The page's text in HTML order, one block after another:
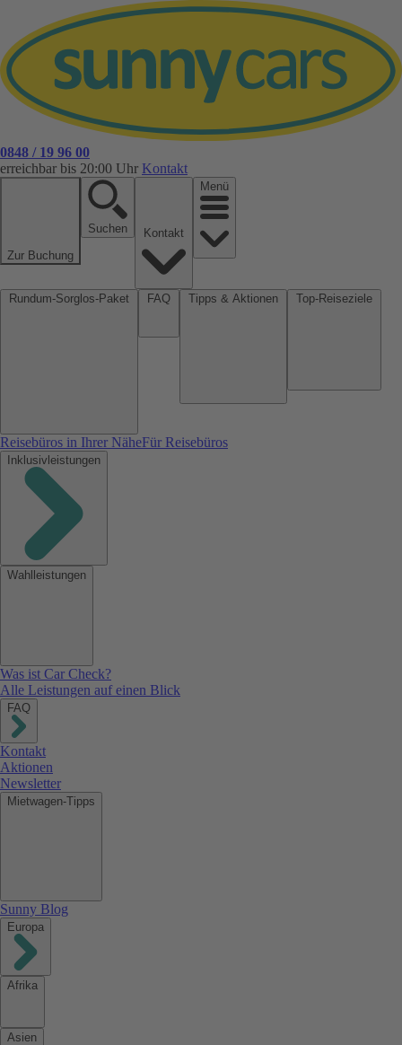
0848 / 19 96 00
erreichbar bis 20:00 Uhr Kontakt
Zur Buchung
Suchen
Menü
Reisebüros in Ihrer NäheFür Reisebüros
Inklusivleistungen
Wahlleistungen
Was ist Car Check?
Alle Leistungen auf einen Blick
FAQ
Kontakt
Aktionen
Newsletter
Mietwagen-Tipps
Sunny Blog
Europa
Afrika
Asien